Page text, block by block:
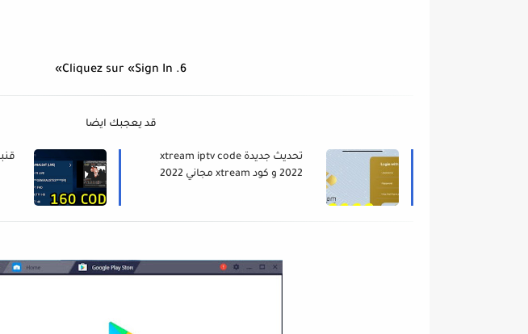
6. Cliquez sur «Sign In»
قد يعجبك ايضا
تحديث جديدة xtream iptv code
2022 و كود xtream مجاني 2022